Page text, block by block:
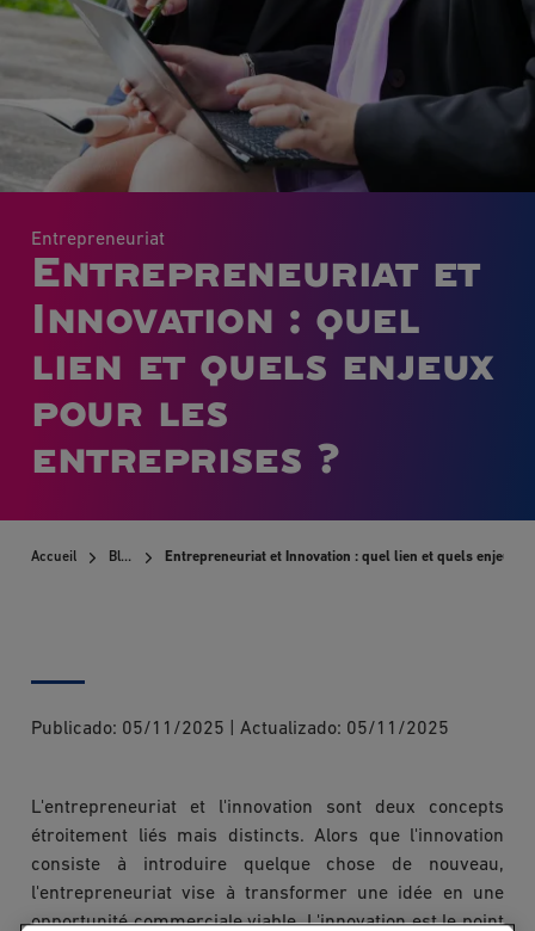
Entrepreneuriat
Entrepreneuriat et
Innovation : quel
lien et quels enjeux
pour les
entreprises ?
Accueil Blog Entrepreneuriat et Innovation : quel lien et quels enjeux
Publicado: 05/11/2025 Actualizado: 05/11/2025
L'entrepreneuriat et l'innovation sont deux concepts
étroitement liés mais distincts. Alors que l'innovation
consiste à introduire quelque chose de nouveau,
l'entrepreneuriat vise à transformer une idée en une
opportunité commerciale viable. L'innovation est le point